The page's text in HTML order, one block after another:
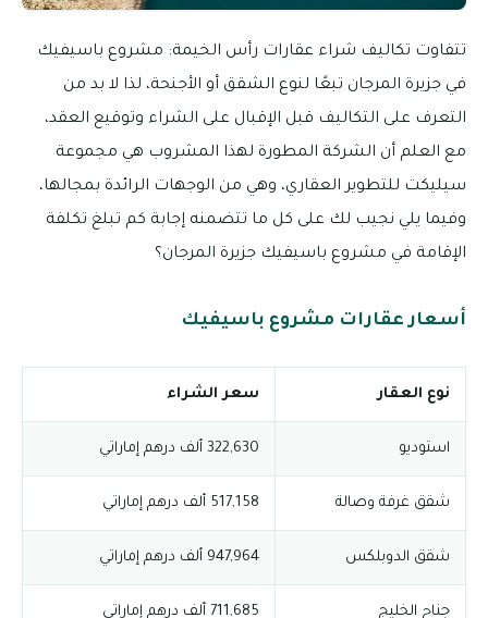
تتفاوت تكاليف شراء عقارات رأس الخيمة: مشروع باسيفيك
في جزيرة المرجان تبعًا لنوع الشقق أو الأجنحة، لذا لا بد من
التعرف على التكاليف قبل الإقبال على الشراء وتوقيع العقد،
مع العلم أن الشركة المطورة لهذا المشروب هي مجموعة
سيليكت للتطوير العقاري، وهي من الوجهات الرائدة بمجالها،
وفيما يلي نجيب لك على كل ما تتضمنه إجابة كم تبلغ تكلفة
الإقامة في مشروع باسيفيك جزيرة المرجان؟
أسعار عقارات مشروع باسيفيك
نوع العقار سعر الشراء
استوديو 322,630 ألف درهم إماراتي
شقق غرفة وصالة 517,158 ألف درهم إماراتي
شقق الدوبلكس 947,964 ألف درهم إماراتي
جناح الخليج 711,685 ألف درهم إماراتي